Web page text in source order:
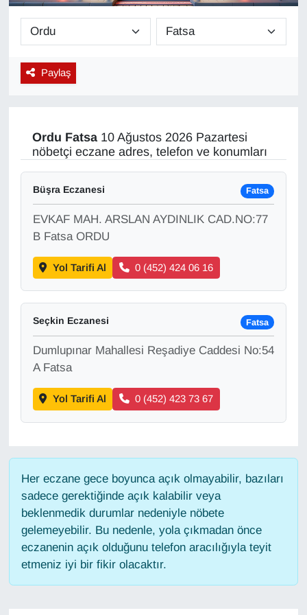
Paylaş
Ordu Fatsa10 Ağustos 2026 Pazartesi
nöbetçi eczane adres, telefon ve konumları
Büşra Eczanesi Fatsa
EVKAF MAH. ARSLAN AYDINLIK CAD.NO:77
B Fatsa ORDU
Yol Tarifi Al 0 (452) 424 06 16
Seçkin Eczanesi Fatsa
Dumlupınar Mahallesi Reşadiye Caddesi No:54
A Fatsa
Yol Tarifi Al 0 (452) 423 73 67
Her eczane gece boyunca açık olmayabilir, bazıları
sadece gerektiğinde açık kalabilir veya
beklenmedik durumlar nedeniyle nöbete
gelemeyebilir. Bu nedenle, yola çıkmadan önce
eczanenin açık olduğunu telefon aracılığıyla teyit
etmeniz iyi bir fikir olacaktır.
Diğer
DÜNYA
EKONOMİ
Eleman
Emlak
En çok konuşulanlar
GENEL
Güncel
Gündem
Haber
HABERDE İNSAN
Kadın
Kamu Alımları
Kim Kimdir?
Kültür & Sanat